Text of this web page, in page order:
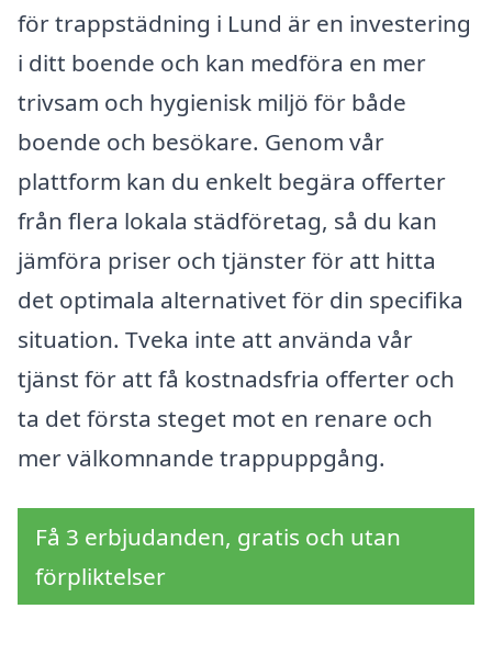
för trappstädning i Lund är en investering
i ditt boende och kan medföra en mer
trivsam och hygienisk miljö för både
boende och besökare. Genom vår
plattform kan du enkelt begära offerter
från flera lokala städföretag, så du kan
jämföra priser och tjänster för att hitta
det optimala alternativet för din specifika
situation. Tveka inte att använda vår
tjänst för att få kostnadsfria offerter och
ta det första steget mot en renare och
mer välkomnande trappuppgång.
Få 3 erbjudanden, gratis och utan
förpliktelser